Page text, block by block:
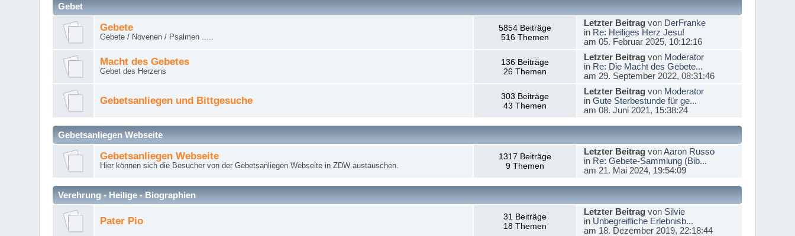
Gebet
Gebete
Gebete / Novenen / Psalmen .....
5854 Beiträge
516 Themen
Letzter Beitragvon DerFranke
in Re: Heiliges Herz Jesu!
am 05. Februar 2025, 10:12:16
Macht des Gebetes
Gebet des Herzens
136 Beiträge
26 Themen
Letzter Beitragvon Moderator
in Re: Die Macht des Gebete...
am 29. September 2022, 08:31:46
Gebetsanliegen und Bittgesuche
303 Beiträge
43 Themen
Letzter Beitragvon Moderator
in Gute Sterbestunde für ge...
am 08. Juni 2021, 15:38:24
Gebetsanliegen Webseite
Gebetsanliegen Webseite
Hier können sich die Besucher von der Gebetsanliegen Webseite in ZDW austauschen.
1317 Beiträge
9 Themen
Letzter BeitragvonAaron Russo
in Re: Gebete-Sammlung (Bib...
am 21. Mai 2024, 19:54:09
Verehrung - Heilige - Biographien
Pater Pio
31 Beiträge
18 Themen
Letzter Beitragvon Silvie
in Unbegreifliche Erlebnisb...
am 18. Dezember 2019, 22:18:44